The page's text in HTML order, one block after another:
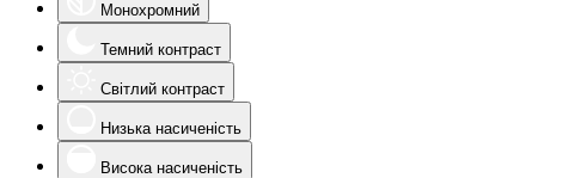
Монохромний
Темний контраст
Світлий контраст
Низька насиченість
Висока насиченість